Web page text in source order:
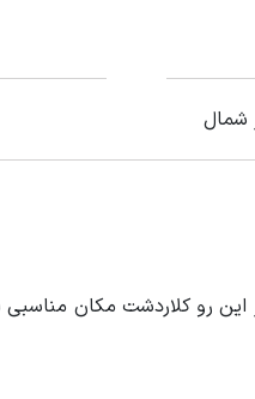
شمال
رو کلاردشت مکان مناسبی